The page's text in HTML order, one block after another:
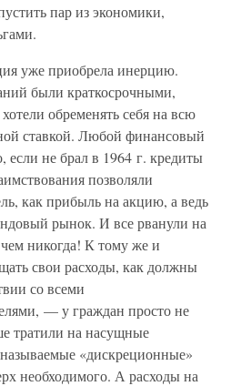
пар из экономики,
уже приобрела инерцию.
были краткосрочными,
обременять себя на всю
ставкой. Любой финансовый
если не брал в 1964 г. кредиты
позволяли
как прибыль на акцию, а ведь
рынок. И все рванули на
никогда! К тому же и
свои расходы, как должны
со всеми
— у граждан просто не
тратили на насущные
«дискреционные»
необходимого. А расходы на